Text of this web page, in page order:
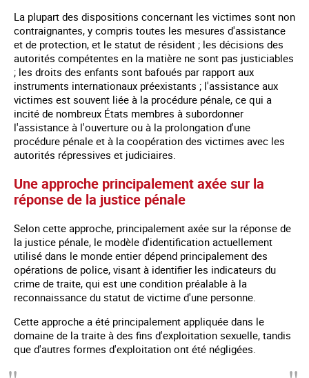
La plupart des dispositions concernant les victimes sont non
contraignantes, y compris toutes les mesures d'assistance
et de protection, et le statut de résident ; les décisions des
autorités compétentes en la matière ne sont pas justiciables
; les droits des enfants sont bafoués par rapport aux
instruments internationaux préexistants ; l'assistance aux
victimes est souvent liée à la procédure pénale, ce qui a
incité de nombreux États membres à subordonner
l'assistance à l'ouverture ou à la prolongation d'une
procédure pénale et à la coopération des victimes avec les
autorités répressives et judiciaires.
Une approche principalement axée sur la
réponse de la justice pénale
Selon cette approche, principalement axée sur la réponse de
la justice pénale, le modèle d'identification actuellement
utilisé dans le monde entier dépend principalement des
opérations de police, visant à identifier les indicateurs du
crime de traite, qui est une condition préalable à la
reconnaissance du statut de victime d'une personne.
Cette approche a été principalement appliquée dans le
domaine de la traite à des fins d'exploitation sexuelle, tandis
que d'autres formes d'exploitation ont été négligées.